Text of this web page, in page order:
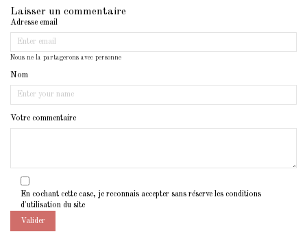
Laisser un commentaire
Adresse email
Nous ne la partagerons avec personne
Nom
Votre commentaire
En cochant cette case, je reconnais accepter sans réserve les conditions
d'utilisation du site
Valider